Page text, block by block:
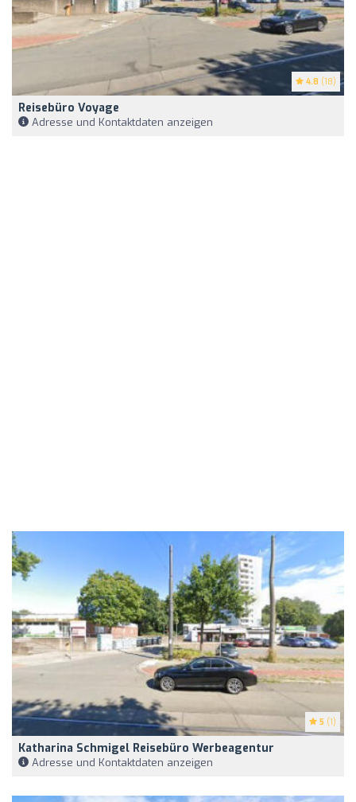
4.8 (18)
Reisebüro Voyage
Adresse und Kontaktdaten anzeigen
5 (1)
Katharina Schmigel Reisebüro Werbeagentur
Adresse und Kontaktdaten anzeigen